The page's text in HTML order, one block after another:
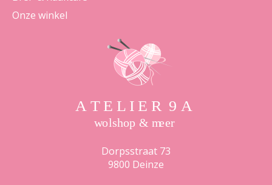
Onze winkel
Dorpsstraat 73
9800 Deinze